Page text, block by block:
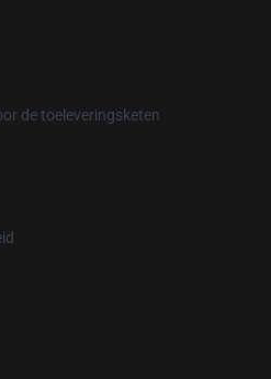
de toeleveringsketen